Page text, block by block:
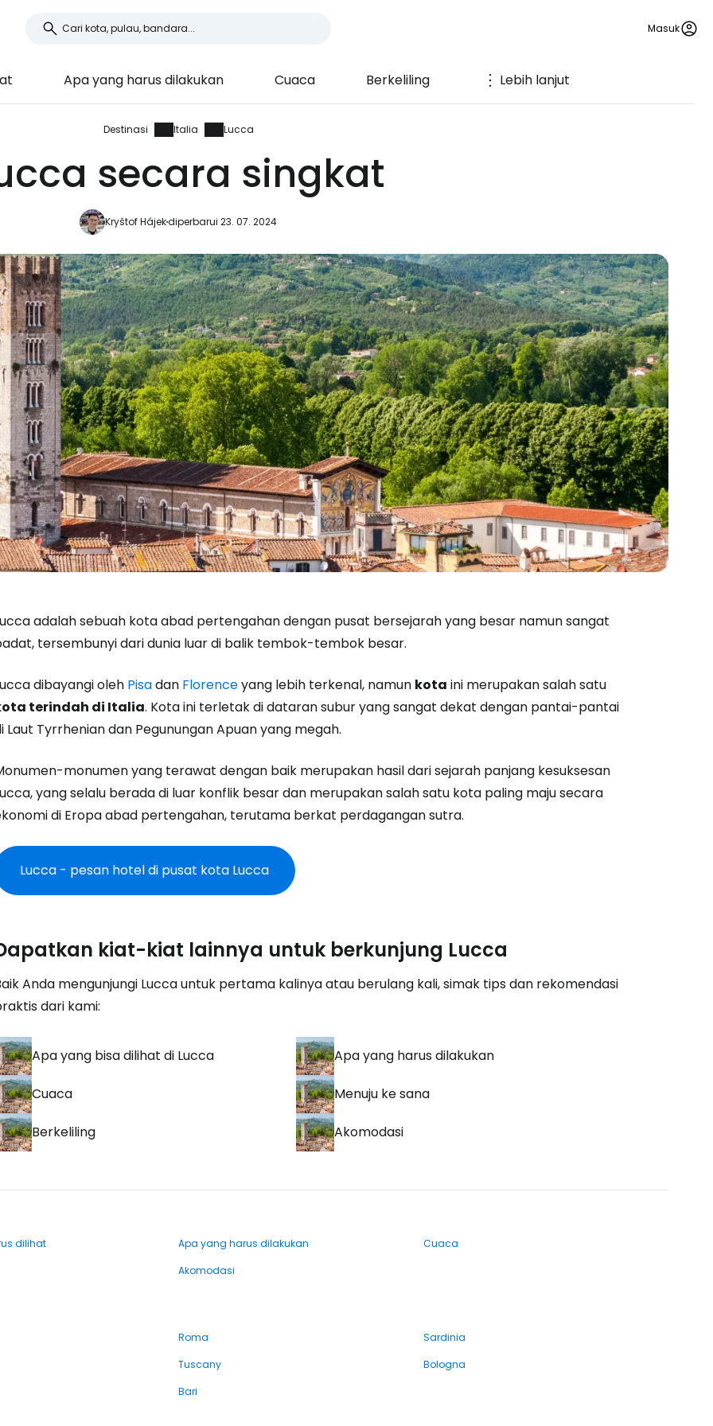
Masuk
Apa yang harus dilakukan Cuaca Berkeliling Lebih lanjut
Destinasi Italia Lucca
secara singkat
Kryštof Hájekdiperbarui 23. 07. 2024
adalah sebuah kota abad pertengahan dengan pusat bersejarah yang besar namun sangat
tersembunyi dari dunia luar di balik tembok-tembok besar.
dibayangi oleh Pisadan Florenceyang lebih terkenal, namun kota ini merupakan salah satu
terindah di Italia. Kota ini terletak di dataran subur yang sangat dekat dengan pantai-pantai
Laut Tyrrhenian dan Pegunungan Apuan yang megah.
monumen yang terawat dengan baik merupakan hasil dari sejarah panjang kesuksesan
yang selalu berada di luar konflik besar dan merupakan salah satu kota paling maju secara
di Eropa abad pertengahan, terutama berkat perdagangan sutra.
Lucca - pesan hotel di pusat kota Lucca
kiat-kiat lainnya untuk berkunjung Lucca
Anda mengunjungi Lucca untuk pertama kalinya atau berulang kali, simak tips dan rekomendasi
dari kami:
Apa yang bisa dilihat di Lucca Apa yang harus dilakukan
Cuaca Menuju ke sana
Berkeliling Akomodasi
dilihat Apa yang harus dilakukan
Cuaca
Akomodasi
Roma
Sardinia
Tuscany
Bologna
Bari
Masuk ke Cestee
... komunitas perjalanan di seluruh dunia
Lanjutkan dengan Google
Lanjutkan dengan Facebook